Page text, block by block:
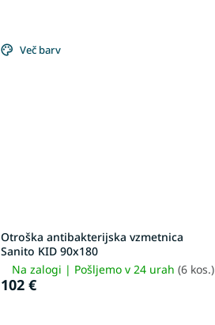
Več barv
Otroška antibakterijska vzmetnica
Sanito KID 90x180
Na zalogi | Pošljemo v 24 urah(6 kos.)
102 €